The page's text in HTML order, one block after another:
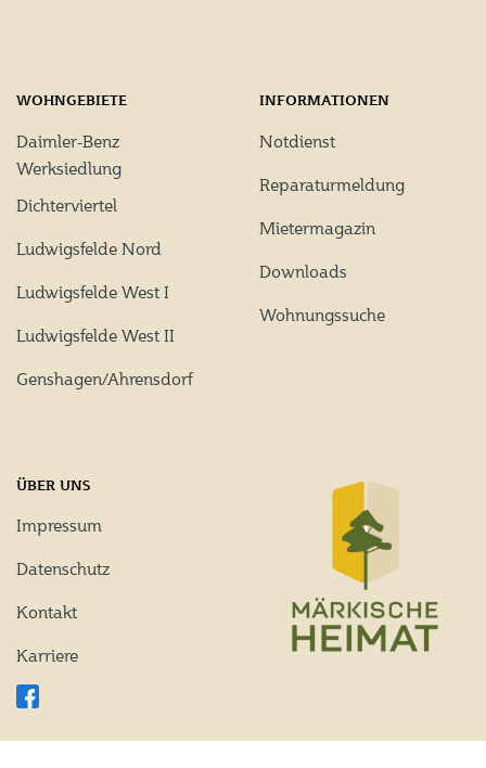
WOHNGEBIETE
Daimler-Benz
Werksiedlung
Dichterviertel
Ludwigsfelde Nord
Ludwigsfelde West I
Ludwigsfelde West II
Genshagen/Ahrensdorf
INFORMATIONEN
Notdienst
Reparaturmeldung
Mietermagazin
Downloads
Wohnungssuche
ÜBER UNS
Impressum
Datenschutz
Kontakt
Karriere